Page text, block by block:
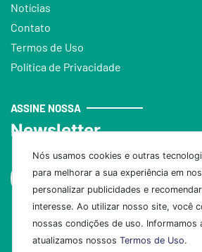
Nós usamos cookies e outras
para melhorar a sua experiência em
personalizar publicidades e
interesse. Ao utilizar nosso site, você
nossas condições de uso. Informamos
atualizamos nossos Termos de Uso.
Notícias
Contato
Termos de Uso
Política de Privacidade
ASSINE NOSSA
Newsletter
Assinar